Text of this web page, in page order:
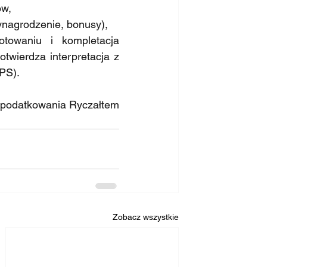
bonusy),
i kompletacja
interpretacja z
Ryczałtem
Zobacz wszystkie